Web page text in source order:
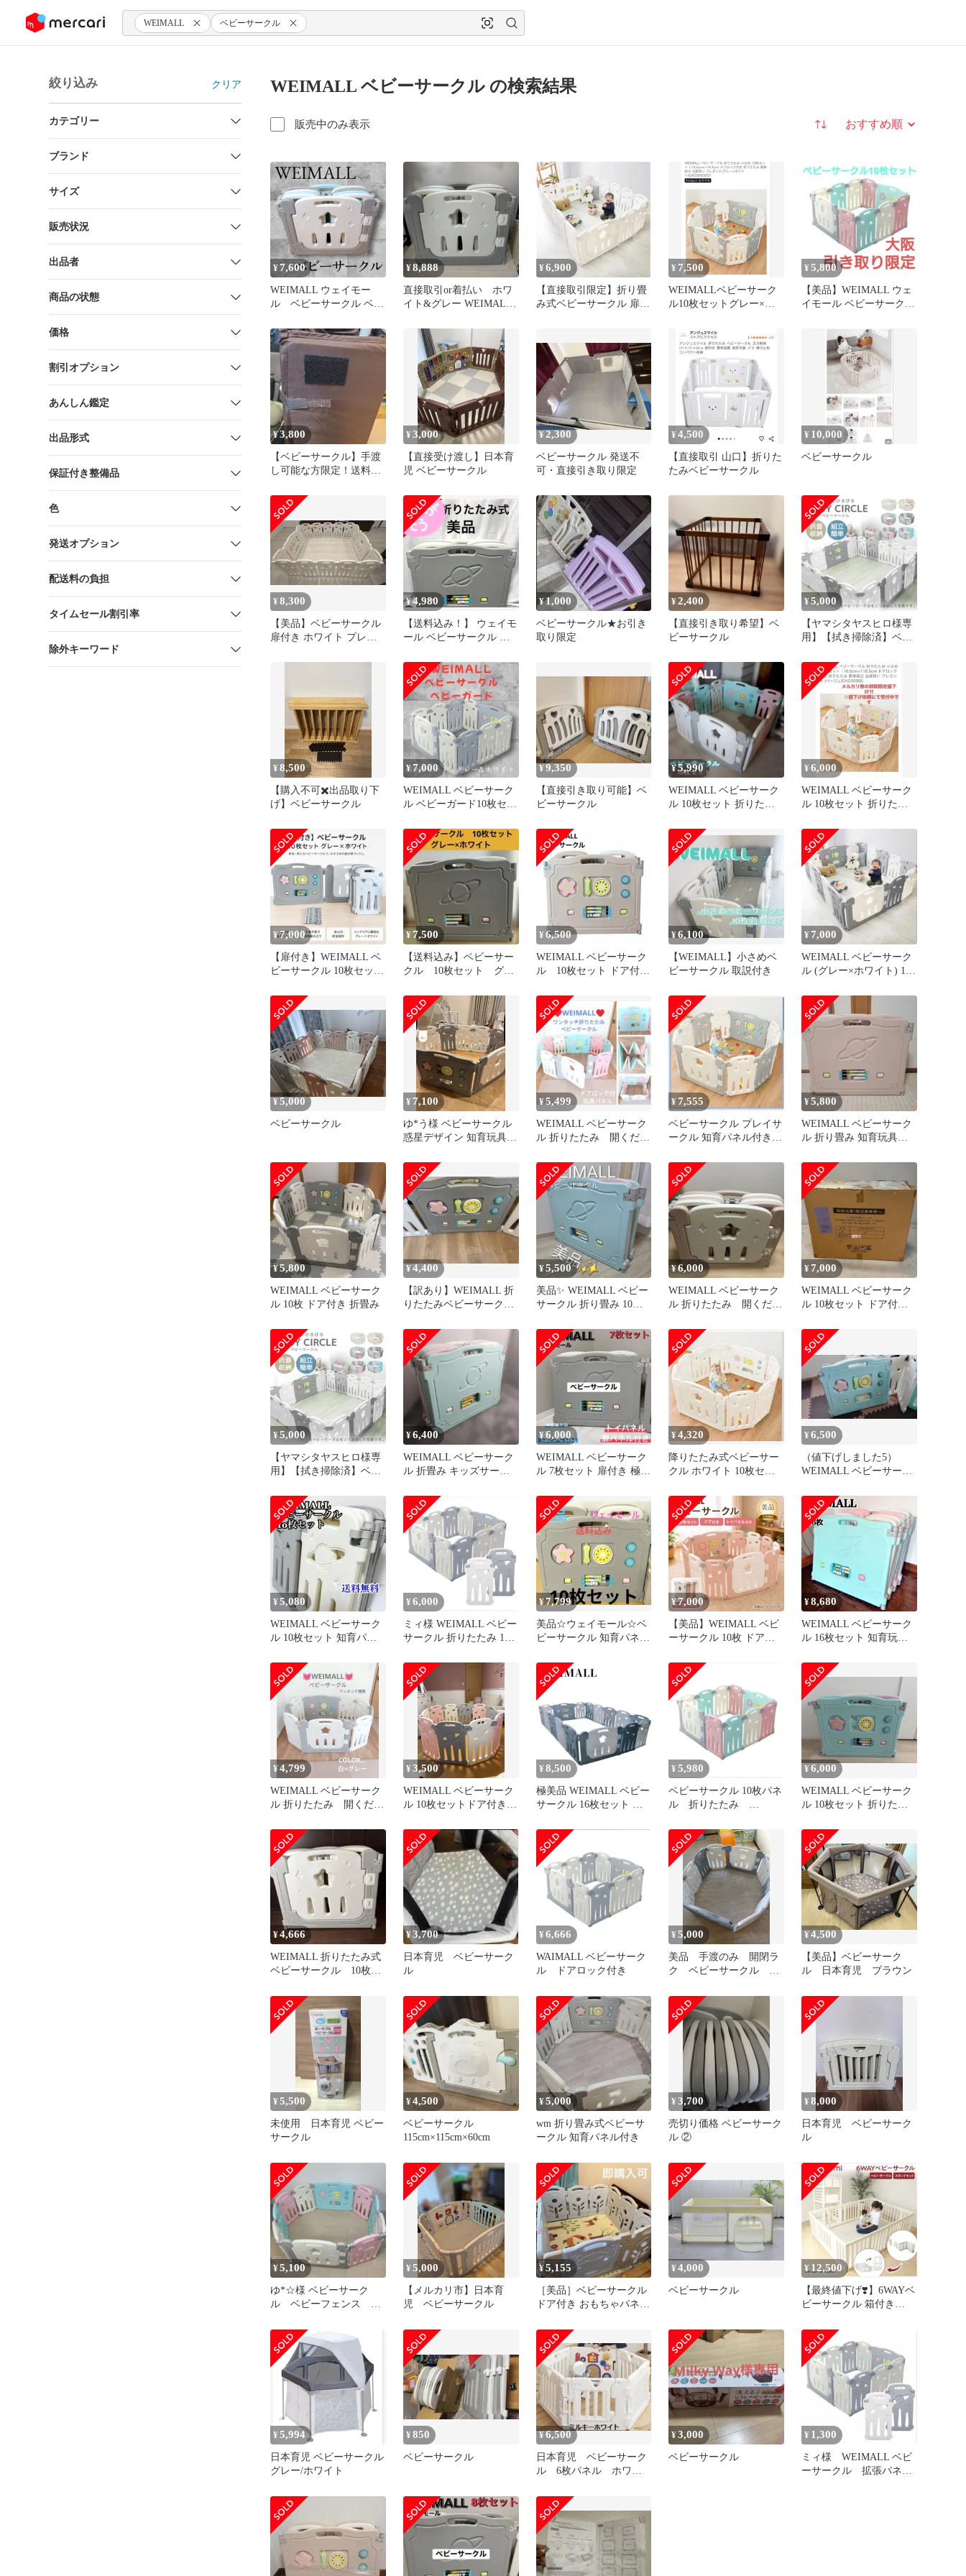
ツにスキップ WEIMALL ベビーサークル
絞り込み クリア
カテゴリー
ブランド
サイズ
販売状況
出品者
商品の状態
価格
割引オプション
あんしん鑑定
出品形式
保証付き整備品
色
発送オプション
配送料の負担
タイムセール割引率
除外キーワード
WEIMALL ベビーサークル の検索結果
販売中のみ表示 並び替え
¥7,600
WEIMALL ウェイモー
ル ベビーサークル ベビ
み 10枚
¥8,888
直接取引or着払い ホワ
イト&グレー WEIMALL
¥6,900
【直接取引限定】折り畳
み式ベビーサークル 扉付
¥ 7,500
WEIMALLベビーサーク
ル10枚セットグレー×ホ
能な方
¥ 5,800
【美品】WEIMALL ウェ
イモール ベビーサークル
¥3,800
【ベビーサークル】手渡
し可能な方限定！送料分
¥3,000
【直接受け渡し】日本育
児 ベビーサークル
¥ 2,300
ベビーサークル 発送不
可・直接引き取り限定
¥ 4,500
【直接取引 山口】折りた
たみベビーサークル
¥ 10,000
ベビーサークル
¥8,300
【美品】ベビーサークル
扉付き ホワイト プレイ
¥4,980
【送料込み！】 ウェイモ
ール ベビーサークル 折
¥1,000
ベビーサークル★お引き
取り限定
¥2,400
【直接引き取り希望】ベ
ビーサークル
¥5,000
【ヤマシタヤスヒロ様専
用】【拭き掃除済】ベビ
個口目)
¥8,500
【購入不可✖️出品取り下
げ】ベビーサークル
¥7,000
WEIMALL ベビーサーク
ル ベビーガード10枚セッ
¥9,350
【直接引き取り可能】ベ
ビーサークル
¥5,990
WEIMALL ベビーサーク
ル 10枚セット 折りたた
¥6,000
WEIMALL ベビーサーク
ル 10枚セット 折りたた
¥7,000
【扉付き】WEIMALL ベ
ビーサークル 10枚セット
¥7,500
【送料込み】ベビーサー
クル 10枚セット グレ
張パネル
¥6,500
WEIMALL ベビーサーク
ル 10枚セット ドア付き
¥6,100
【WEIMALL】小さめベ
ビーサークル 取説付き
¥ 7,000
WEIMALL ベビーサーク
ル (グレー×ホワイト) 16
¥5,000
ベビーサークル
¥ 7,100
ゆ*う様 ベビーサークル
惑星デザイン 知育玩具付
¥5,499
WEIMALL ベビーサーク
ル 折りたたみ 開くだ
白 ドア
¥ 7,555
ベビーサークル プレイサ
ークル 知育パネル付き
WEIMALL
¥5,800
WEIMALL ベビーサーク
ル 折り畳み 知育玩具付
¥5,800
WEIMALL ベビーサーク
ル 10枚 ドア付き 折畳み
¥4,400
【訳あり】WEIMALL 折
りたたみベビーサークル
¥5,500
美品✨ WEIMALL ベビー
サークル 折り畳み 10枚
¥6,000
WEIMALL ベビーサーク
ル 折りたたみ 開くだ
白 ドア
¥ 7,000
WEIMALL ベビーサーク
ル 10枚セット ドア付き
¥5,000
【ヤマシタヤスヒロ様専
用】【拭き掃除済】ベビ
個口目)
¥6,400
WEIMALL ベビーサーク
ル 折畳み キッズサーク
¥6,000
WEIMALL ベビーサーク
ル 7枚セット 扉付き 極美
¥4,320
降りたたみ式ベビーサー
クル ホワイト 10枚セッ
¥6,500
（値下げしました5）
WEIMALL ベビーサーク
ット）
¥5,080
WEIMALL ベビーサーク
ル 10枚セット 知育パネ
¥ 6,000
ミィ様 WEIMALL ベビー
サークル 折りたたみ 10
¥7,799
美品☆ウェイモール☆ベ
ビーサークル 知育パネル
¥7,000
【美品】WEIMALL ベビ
ーサークル 10枚 ドア付
¥8,680
WEIMALL ベビーサーク
ル 16枚セット 知育玩具
き
¥4,799
WEIMALL ベビーサーク
ル 折りたたみ 開くだ
白 ドア
¥3,500
WEIMALL ベビーサーク
ル 10枚セットドア付き
¥ 8,500
極美品 WEIMALL ベビー
サークル 16枚セット 扉
¥ 5,980
ベビーサークル 10枚パネ
ル 折りたたみ
¥6,000
WEIMALL ベビーサーク
ル 10枚セット 折りたた
¥4,666
WEIMALL 折りたたみ式
ベビーサークル 10枚
¥3,700
日本育児 ベビーサーク
ル
¥ 6,666
WAIMALL ベビーサーク
ル ドアロック付き
¥5,000
美品 手渡のみ 開閉ラ
ク ベビーサークル 2
ル ベビー用品
¥4,500
【美品】ベビーサーク
ル 日本育児 ブラウン
¥5,500
未使用 日本育児 ベビー
サークル
¥4,500
ベビーサークル
115cm×115cm×60cm
¥5,000
wm 折り畳み式ベビーサ
ークル 知育パネル付き
¥3,700
売切り価格 ベビーサーク
ル ②
¥8,000
日本育児 ベビーサーク
ル
¥5,100
ゆ*☆様 ベビーサーク
ル ベビーフェンス ベ
ス ベビーゲイ
¥5,000
【メルカリ市】日本育
児 ベビーサークル
¥5,155
［美品］ベビーサークル
ドア付き おもちゃパネル
¥4,000
ベビーサークル
¥ 12,500
【最終値下げ❣️】6WAYベ
ビーサークル 箱付き
¥ 5,994
日本育児 ベビーサークル
グレー/ホワイト
¥850
ベビーサークル
¥6,500
日本育児 ベビーサーク
ル 6枚パネル ホワイ
¥3,000
ベビーサークル
¥ 1,300
ミィ様 WEIMALL ベビ
ーサークル 拡張パネル